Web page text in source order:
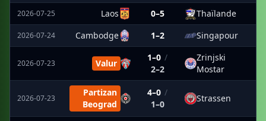
2026-07-25 Laos 0–5 Thaïlande
2026-07-24 Cambodge 1–2 Singapour
2026-07-23 Valur
1–0 /
2–2
Zrinjski
Mostar
2026-07-23
Partizan
Beograd
4–0 /
1–0
Strassen